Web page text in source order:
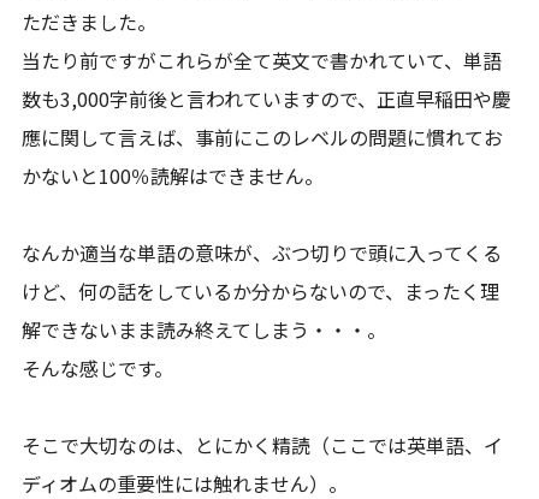
ただきました。
当たり前ですがこれらが全て英文で書かれていて、単語
数も3,000字前後と言われていますので、正直早稲田や慶
應に関して言えば、事前にこのレベルの問題に慣れてお
かないと100％読解はできません。
なんか適当な単語の意味が、ぶつ切りで頭に入ってくる
けど、何の話をしているか分からないので、まったく理
解できないまま読み終えてしまう・・・。
そんな感じです。
そこで大切なのは、とにかく精読（ここでは英単語、イ
ディオムの重要性には触れません）。